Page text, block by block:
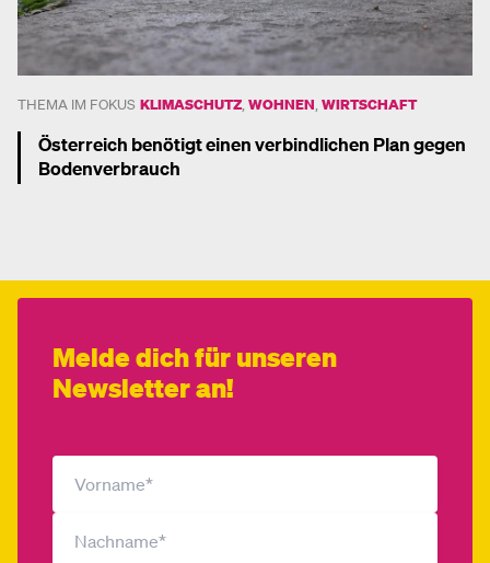
THEMA IM FOKUS KLIMASCHUTZ WOHNEN WIRTSCHAFT
Österreich benötigt einen verbindlichen Plan gegen
Bodenverbrauch
Melde dich für unseren
Newsletter an!